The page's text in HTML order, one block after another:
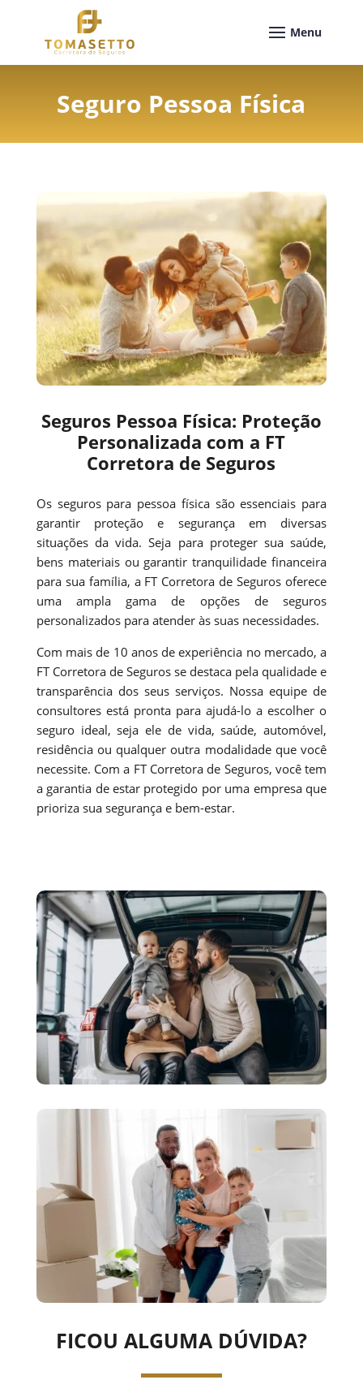
Seguro Pessoa Física
Seguros Pessoa Física: Proteção
Personalizada com a FT
Corretora de Seguros
Os seguros para pessoa física são essenciais para
garantir proteção e segurança em diversas
situações da vida. Seja para proteger sua saúde,
bens materiais ou garantir tranquilidade financeira
para sua família, a FT Corretora de Seguros oferece
uma ampla gama de opções de seguros
personalizados para atender às suas necessidades.
Com mais de 10 anos de experiência no mercado, a
FT Corretora de Seguros se destaca pela qualidade e
transparência dos seus serviços. Nossa equipe de
consultores está pronta para ajudá-lo a escolher o
seguro ideal, seja ele de vida, saúde, automóvel,
residência ou qualquer outra modalidade que você
necessite. Com a FT Corretora de Seguros, você tem
a garantia de estar protegido por uma empresa que
prioriza sua segurança e bem-estar.
FICOU ALGUMA DÚVIDA?